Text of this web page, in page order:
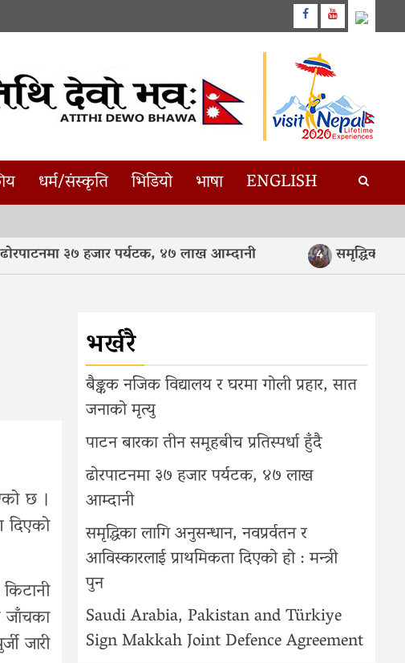
Facebook
Youtube
धर्म/संस्कृति भिडियो भाषा ENGLISH
३७ हजार पर्यटक, ४७ लाख आम्दानी
समृद्धिका लागि
छ ।
दिएको
जाँचका
जारी
भर्खरै
बैङ्कक नजिक विद्यालय र घरमा गोली प्रहार, सात
जनाको मृत्यु
पाटन बारका तीन समूहबीच प्रतिस्पर्धा हुँदै
ढोरपाटनमा ३७ हजार पर्यटक, ४७ लाख
आम्दानी
समृद्धिका लागि अनुसन्धान, नवप्रर्वतन र
आविस्कारलाई प्राथमिकता दिएको हो : मन्त्री
पुन
Saudi Arabia, Pakistan and Türkiye
Sign Makkah Joint Defence Agreement